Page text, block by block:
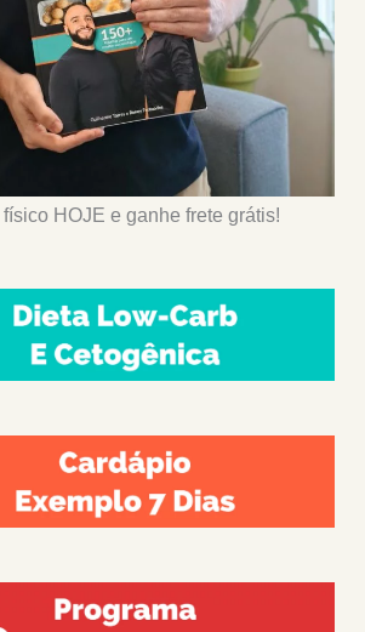
HOJE e ganhe frete grátis!